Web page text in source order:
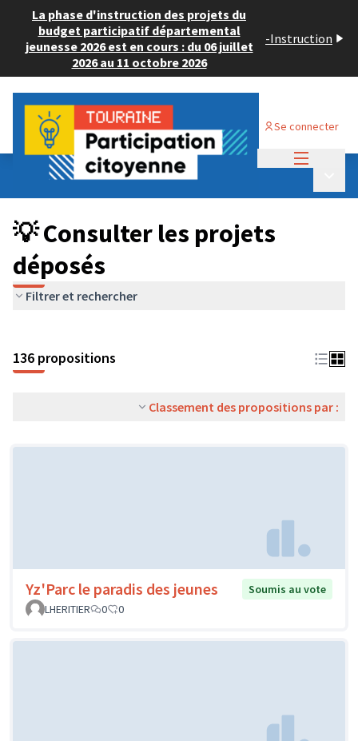
La phase d'instruction des projets du
budget participatif départemental
jeunesse 2026 est en cours : du 06 juillet
2026 au 11 octobre 2026
-Instruction
Se connecter
Budget Participatif JEUNESSE 2024
💡 Consulter les projets déposés
💡 Consulter les projets
déposés
Filtrer et rechercher
136 propositions
Classement des propositions par :
Yz'Parc le paradis des jeunes
Soumis au vote
LHERITIER
0 0